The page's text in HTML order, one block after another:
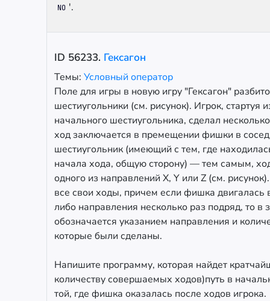
NO '.
ID 56233. Гексагон
Темы: Условный оператор
Поле для игры в новую игру "Гексагон"
шестиугольники (см. рисунок). Игрок, стартуя
начального шестиугольника, сделал
ход заключается в премещении фишки в
шестиугольник (имеющий с тем, где
начала хода, общую сторону) — тем самым,
одного из направлений X, Y или Z (см.
все свои ходы, причем если фишка двигалась
либо направления несколько раз подряд, то в
обозначается указанием направления и
которые были сделаны.
Напишите программу, которая найдет
количеству совершаемых ходов)путь в
той, где фишка оказалась после ходов игрока.